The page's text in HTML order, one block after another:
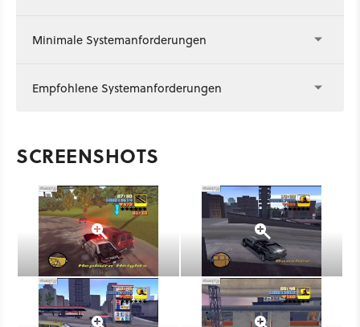
Minimale Systemanforderungen
Empfohlene Systemanforderungen
SCREENSHOTS